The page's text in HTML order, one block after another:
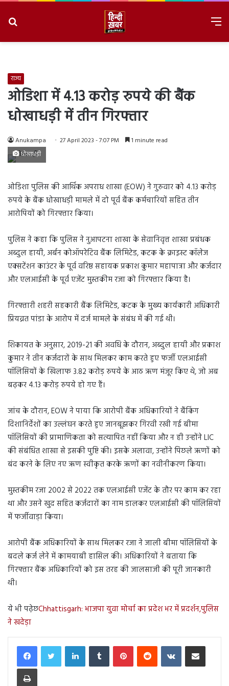
राज्य
ओडिशा में 4.13 करोड़ रुपये की बैंक
धोखाधड़ी में तीन गिरफ्तार
Anukampa 27 April 2023 - 7:07 PM 1 minute read
धोखाधड़ी
ओडिशा पुलिस की आर्थिक अपराध शाखा (EOW) ने गुरुवार को 4.13 करोड़
रुपये के बैंक धोखाधड़ी मामले में दो पूर्व बैंक कर्मचारियों सहित तीन
आरोपियों को गिरफ्तार किया।
पुलिस ने कहा कि पुलिस ने नुआपटना शाखा के सेवानिवृत्त शाखा प्रबंधक
अब्दुल हायी, अर्बन कोऑपरेटिव बैंक लिमिटेड, कटक के क्राइस्ट कॉलेज
एक्सटेंशन काउंटर के पूर्व वरिष्ठ सहायक प्रकाश कुमार महापात्रा और कर्जदार
और एलआईसी के पूर्व एजेंट मुस्तकीम रजा को गिरफ्तार किया है।
गिरफ्तारी शहरी सहकारी बैंक लिमिटेड, कटक के मुख्य कार्यकारी अधिकारी
प्रियव्रत पांडा के आरोप में दर्ज मामले के संबंध में की गई थी।
शिकायत के अनुसार, 2019-21 की अवधि के दौरान, अब्दुल हायी और प्रकाश
कुमार ने तीन कर्जदारों के साथ मिलकर काम करते हुए फर्जी एलआईसी
पॉलिसियों के खिलाफ 3.82 करोड़ रुपये के आठ ऋण मंजूर किए थे, जो अब
बढ़कर 4.13 करोड़ रुपये हो गए हैं।
जांच के दौरान, EOW ने पाया कि आरोपी बैंक अधिकारियों ने बैंकिंग
दिशानिर्देशों का उल्लंघन करते हुए जानबूझकर गिरवी रखी गई बीमा
पॉलिसियों की प्रामाणिकता को सत्यापित नहीं किया और न ही उन्होंने LIC
की संबंधित शाखा से इसकी पुष्टि की। इसके अलावा, उन्होंने पिछले ऋणों को
बंद करने के लिए नए ऋण स्वीकृत करके ऋणों का नवीनीकरण किया।
मुस्तकीम रजा 2002 से 2022 तक एलआईसी एजेंट के तौर पर काम कर रहा
था और उसने खुद सहित कर्जदारों का नाम डालकर एलआईसी की पॉलिसियों
में फर्जीवाड़ा किया।
आरोपी बैंक अधिकारियों के साथ मिलकर रजा ने जाली बीमा पॉलिसियों के
बदले कर्ज लेने में कामयाबी हासिल की। अधिकारियों ने बताया कि
गिरफ्तार बैंक अधिकारियों को इस तरह की जालसाजी की पूरी जानकारी
थी।
ये भी पढ़ेछChhattisgarh: भाजपा युवा मोर्चा का प्रदेश भर में प्रदर्शन,पुलिस
ने खदेड़ा
LinkedInTumblr PinterestReddit VKontakteShare via Email
Print